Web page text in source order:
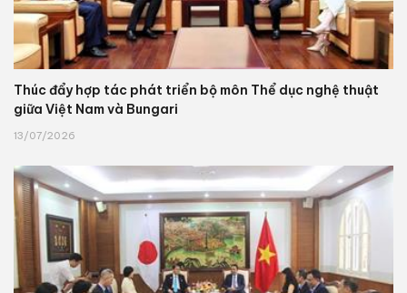
Thúc đẩy hợp tác phát triển bộ môn Thể dục nghệ thuật
giữa Việt Nam và Bungari
13/07/2026